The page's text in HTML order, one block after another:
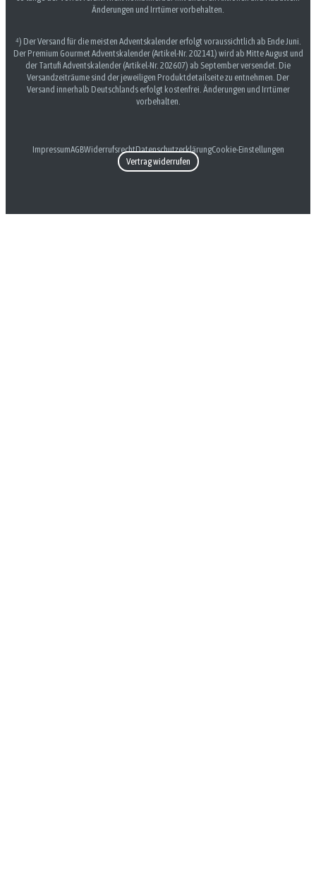
Änderungen und Irrtümer vorbehalten.
⁴) Der Versand für die meisten Adventskalender erfolgt voraussichtlich ab Ende Juni.
Der Premium Gourmet Adventskalender (Artikel-Nr. 202141) wird ab Mitte August und
der Tartufi Adventskalender (Artikel-Nr. 202607) ab September versendet. Die
Versandzeiträume sind der jeweiligen Produktdetailseite zu entnehmen. Der
Versand innerhalb Deutschlands erfolgt kostenfrei. Änderungen und Irrtümer
vorbehalten.
ImpressumAGBWiderrufsrechtDatenschutzerklärungCookie-Einstellungen
Vertrag widerrufen